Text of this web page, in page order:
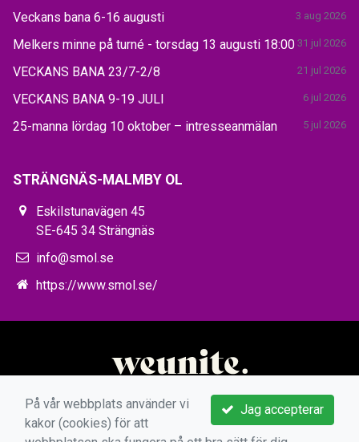
Veckans bana 6-16 augusti 3 aug 2026
Melkers minne på turné - torsdag 13 augusti 18:00 31 jul 2026
VECKANS BANA 23/7-2/8 21 jul 2026
VECKANS BANA 9-19 JULI 6 jul 2026
25-manna lördag 10 oktober – intresseanmälan 5 jul 2026
STRÄNGNÄS-MALMBY OL
Eskilstunavägen 45
SE-645 34 Strängnäs
info@smol.se
https://www.smol.se/
Jag accepterar
På vår webbplats använder vi
kakor (cookies) för att